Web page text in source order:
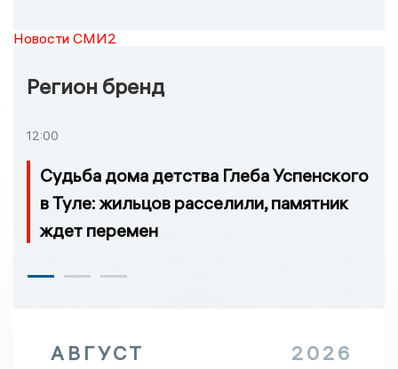
Новости СМИ2
Регион бренд
12:00
Судьба дома детства Глеба Успенского
в Туле: жильцов расселили, памятник
ждет перемен
АВГУСТ 2026